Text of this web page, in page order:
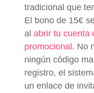
tradicional que
El bono de 15€
al abrir tu cuenta
promocional. No
ningún código
registro, el
un enlace de